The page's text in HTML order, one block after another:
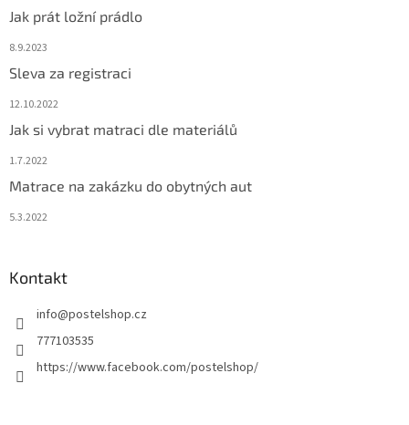
Jak prát ložní prádlo
8.9.2023
Sleva za registraci
12.10.2022
Jak si vybrat matraci dle materiálů
1.7.2022
Matrace na zakázku do obytných aut
5.3.2022
Kontakt
info@postelshop.cz
777103535
https://www.facebook.com/postelshop/